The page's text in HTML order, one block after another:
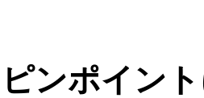
ンポイン